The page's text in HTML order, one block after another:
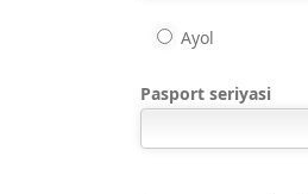
Ayol
Pasport seriyasi